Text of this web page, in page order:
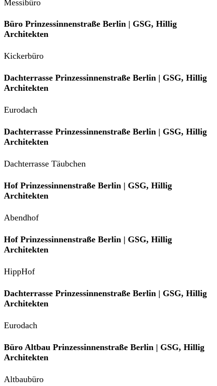
Messibüro
Büro Prinzessinnenstraße Berlin | GSG, Hillig
Architekten
Kickerbüro
Dachterrasse Prinzessinnenstraße Berlin | GSG, Hillig
Architekten
Eurodach
Dachterrasse Prinzessinnenstraße Berlin | GSG, Hillig
Architekten
Dachterrasse Täubchen
Hof Prinzessinnenstraße Berlin | GSG, Hillig
Architekten
Abendhof
Hof Prinzessinnenstraße Berlin | GSG, Hillig
Architekten
HippHof
Dachterrasse Prinzessinnenstraße Berlin | GSG, Hillig
Architekten
Eurodach
Büro Altbau Prinzessinnenstraße Berlin | GSG, Hillig
Architekten
Altbaubüro